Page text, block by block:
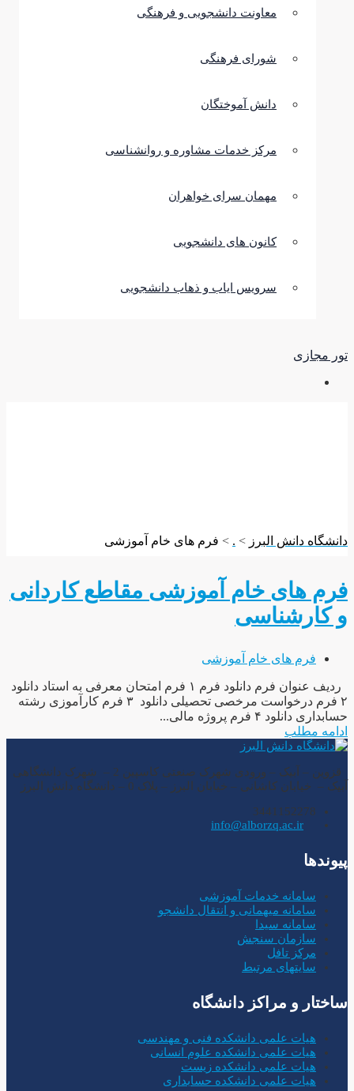
معاونت دانشجویی و فرهنگی
شورای فرهنگی
دانش آموختگان
مرکز خدمات مشاوره و روانشناسی
مهمان سرای خواهران
کانون های دانشجویی
سرویس ایاب و ذهاب دانشجویی
تور مجازی
دانشگاه دانش البرز >
.
> فرم های خام آموزشی
فرم های خام آموزشی مقاطع کاردانی
و کارشناسی
فرم های خام آموزشی
ردیف عنوان فرم دانلود فرم ۱ فرم امتحان معرفی به استاد دانلود
۲ فرم درخواست مرخصی تحصیلی دانلود ۳ فرم کارآموزی رشته
حسابداری دانلود ۴ فرم پروژه مالی...
ادامه مطلب
قزوین – آبیک – ورودی شهرک صنعتی کاسپین 2 – شهرک دانشگاهی
آبیک – خیابان کاشانی – خیابان البرز – پلاک 0 – دانشگاه دانش البرز
3441152278
info@alborzq.ac.ir
پیوندها
سامانه خدمات آموزشی
سامانه میهمانی و انتقال دانشجو
سامانه سیدا
سازمان سنجش
مرکز تافل
سایتهای مرتبط
ساختار و مراکز دانشگاه
هیات علمی دانشکده فنی و مهندسی
هیات علمی دانشکده علوم انسانی
هیات علمی دانشکده زیست
هیات علمی دانشکده حسابداری